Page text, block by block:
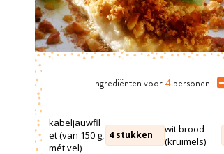
Ingrediënten voor 4 personen
kabeljauwfil
et (van 150 g,
mét vel)
4 stukken
wit brood
(kruimels)